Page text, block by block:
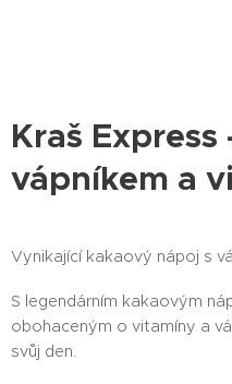
Kraš Express
vápníkem a
Vynikající kakaový nápoj s
S legendárním kakaovým
obohaceným o vitamíny a
svůj den.